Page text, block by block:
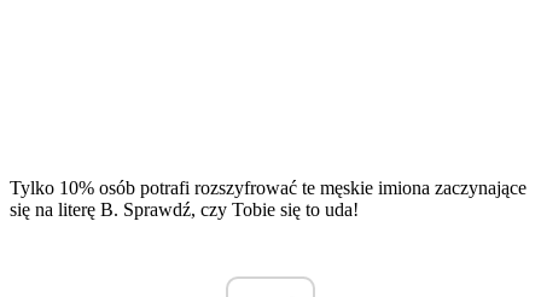
Tylko 10% osób potrafi rozszyfrować te męskie imiona zaczynające
się na literę B. Sprawdź, czy Tobie się to uda!